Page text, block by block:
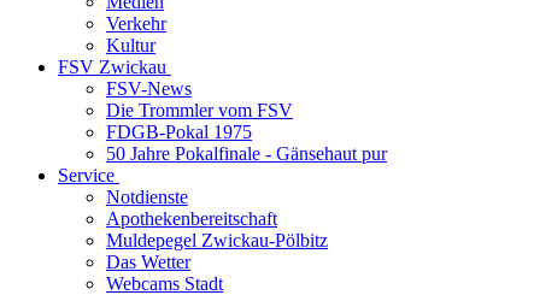
Verkehr
Kultur
FSV Zwickau
FSV-News
Die Trommler vom FSV
FDGB-Pokal 1975
50 Jahre Pokalfinale - Gänsehaut pur
Service
Notdienste
Apothekenbereitschaft
Muldepegel Zwickau-Pölbitz
Das Wetter
Webcams Stadt